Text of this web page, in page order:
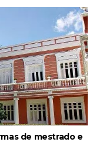
de mestrado e